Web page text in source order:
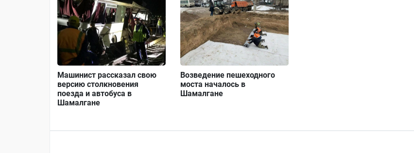
Машинист рассказал свою
версию столкновения
поезда и автобуса в
Шамалгане
Возведение пешеходного
моста началось в
Шамалгане